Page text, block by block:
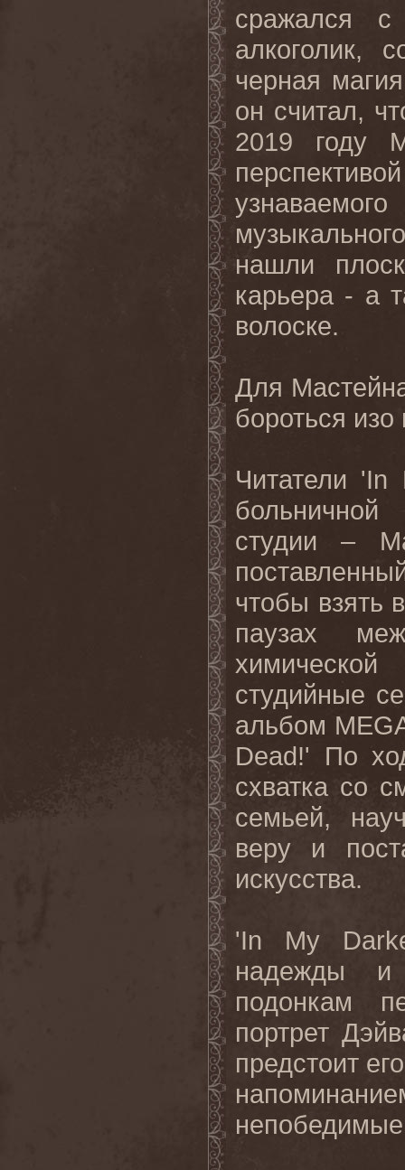
сражался
алкоголик,
черная
он считал,
2019 году
нашли
карьера - а
волоске.
Для
бороться изо
Читатели
студии –
чтобы взять
паузах
химической
студийные
альбом
Dead!' По
схватка со
семьей,
веру и
искусства.
'In My
надежды и
подонкам
портрет
предстоит